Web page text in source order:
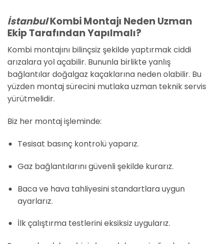
İstanbulKombi Montajı Neden Uzman
Ekip Tarafından Yapılmalı?
Kombi montajını bilinçsiz şekilde yaptırmak ciddi
arızalara yol açabilir. Bununla birlikte yanlış
bağlantılar doğalgaz kaçaklarına neden olabilir. Bu
yüzden montaj sürecini mutlaka uzman teknik servis
yürütmelidir.
Biz her montaj işleminde:
Tesisat basınç kontrolü yaparız.
Gaz bağlantılarını güvenli şekilde kurarız.
Baca ve hava tahliyesini standartlara uygun
ayarlarız.
İlk çalıştırma testlerini eksiksiz uygularız.